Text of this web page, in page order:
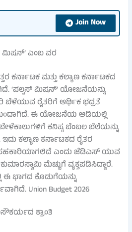
Join Now
ಮಿಷನ್’ ಎಂಬ ವರ
ಮತ್ತು ಕಲ್ಯಾಣ ಕರ್ನಾಟಕದ
‘ಪಲ್ಸಸ್ ಮಿಷನ್’ ಯೋಜನೆಯನ್ನು
ರೈತರಿಗೆ ಆರ್ಥಿಕ ಭದ್ರತೆ
ಮುಂದಾಗಿದೆ. ಈ ಯೋಜನೆಯ ಅಡಿಯಲ್ಲಿ
ಕನಿಷ್ಠ ಬೆಂಬಲ ಬೆಲೆಯನ್ನು
ಕಲ್ಯಾಣ ಕರ್ನಾಟಕದ ರೈತರ
ಎಂದು ಜೆಡಿಎಸ್ ಯುವ
ಮೆಚ್ಚುಗೆ ವ್ಯಕ್ತಪಡಿಸಿದ್ದಾರೆ.
ಭಾಗದ ಕೊಡುಗೆಯನ್ನು
Union Budget 2026
ಕ್ರಾಂತಿ